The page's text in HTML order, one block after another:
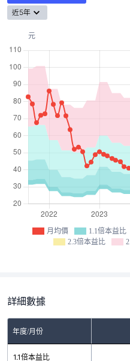
近5年
月均價 1.1倍本益比
2.3倍本益比
詳細數據
年度/月份
1.1倍本益比